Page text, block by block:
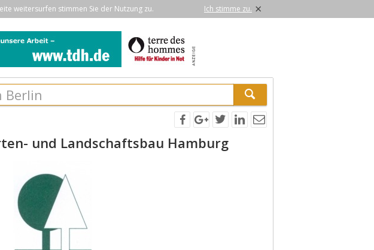
weitersurfen stimmen Sie der Nutzung zu. Ich stimme zu. ×
und Landschaftsbau Hamburg